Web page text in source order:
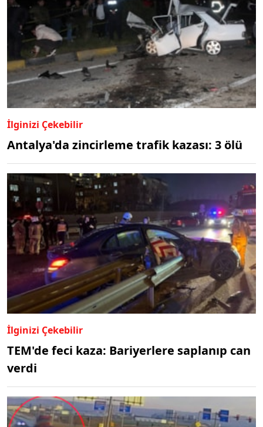
İlginizi Çekebilir
Antalya'da zincirleme trafik kazası: 3 ölü
İlginizi Çekebilir
TEM'de feci kaza: Bariyerlere saplanıp can
verdi